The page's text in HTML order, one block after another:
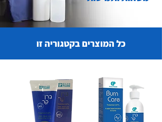
כל המוצרים בקטגוריה זו